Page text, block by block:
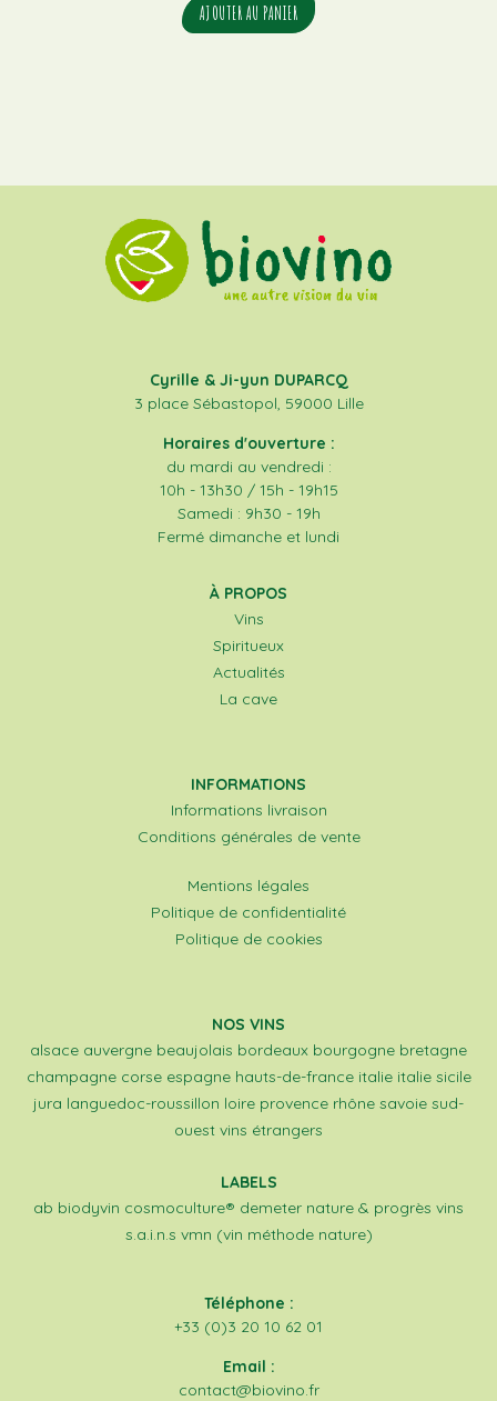
AJOUTER AU PANIER
Cyrille & Ji-yun DUPARCQ
3 place Sébastopol, 59000 Lille
Horaires d'ouverture :
du mardi au vendredi :
10h - 13h30 / 15h - 19h15
Samedi : 9h30 - 19h
Fermé dimanche et lundi
À PROPOS
Vins
Spiritueux
Actualités
La cave
INFORMATIONS
Informations livraison
Conditions générales de vente
Mentions légales
Politique de confidentialité
Politique de cookies
NOS VINS
alsace auvergne beaujolais bordeaux bourgogne bretagne
champagne corse espagne hauts-de-france italie italie sicile
jura languedoc-roussillon loire provence rhône savoie sud-
ouest vins étrangers
LABELS
ab biodyvin cosmoculture® demeter nature & progrès vins
s.a.i.n.s vmn (vin méthode nature)
Téléphone :
+33 (0)3 20 10 62 01
Email :
contact@biovino.fr